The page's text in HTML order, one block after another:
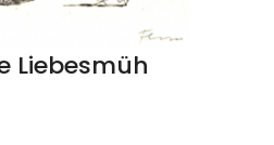
Liebesmüh